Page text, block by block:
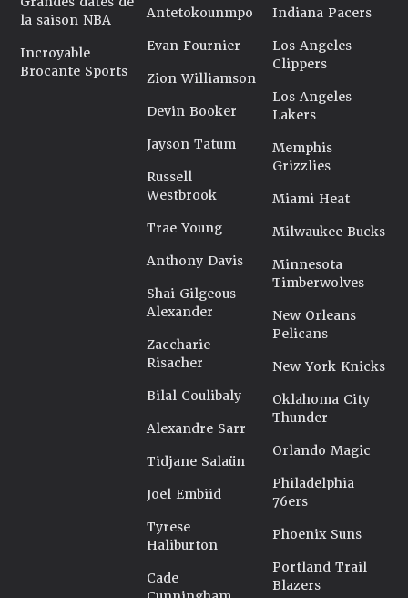
la saison NBA
Incroyable
Brocante Sports
Antetokounmpo
Evan Fournier
Zion Williamson
Devin Booker
Jayson Tatum
Russell
Westbrook
Trae Young
Anthony Davis
Shai Gilgeous-
Alexander
Zaccharie
Risacher
Bilal Coulibaly
Alexandre Sarr
Tidjane Salaün
Joel Embiid
Tyrese
Haliburton
Cade
Indiana Pacers
Los Angeles
Clippers
Los Angeles
Lakers
Memphis
Grizzlies
Miami Heat
Milwaukee Bucks
Minnesota
Timberwolves
New Orleans
Pelicans
New York Knicks
Oklahoma City
Thunder
Orlando Magic
Philadelphia
76ers
Phoenix Suns
Portland Trail
Blazers